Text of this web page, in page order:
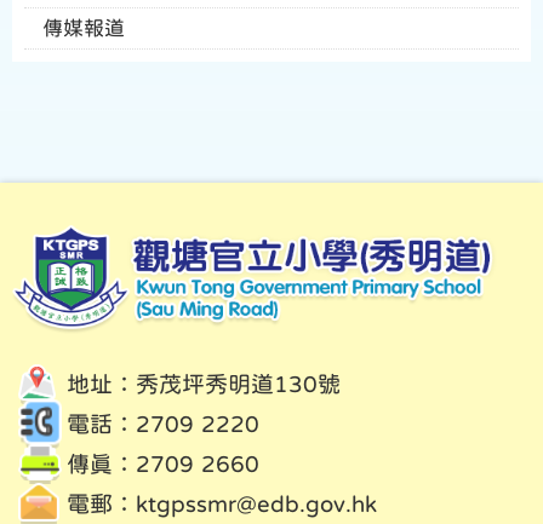
傳媒報道
地址：秀茂坪秀明道130號
電話：2709 2220
傳真：2709 2660
電郵： ktgpssmr@edb.gov.hk